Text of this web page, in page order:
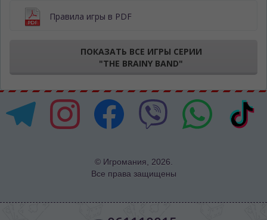
Правила игры в PDF
ПОКАЗАТЬ ВСЕ ИГРЫ СЕРИИ
"THE BRAINY BAND"
© Игромания, 2026.
Все права защищены